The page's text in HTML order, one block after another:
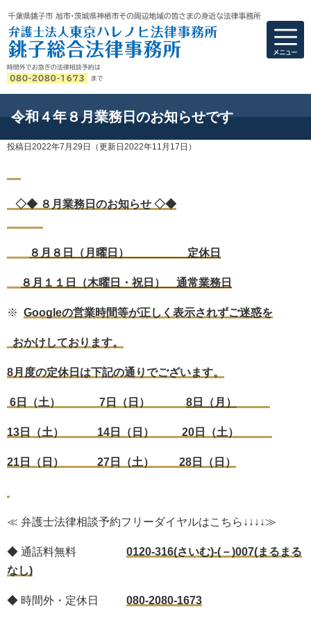
弁護士法人東京
令和４年８月業務日のお知らせです
投稿日2022年7月29日 （更新日2022年11月17日）
◇◆ ８月業務日のお知らせ ◇◆
８月８日（月曜日） 定休日
８月１１日（木曜日・祝日） 通常業務日
※ Googleの営業時間等が正しく表示されずご迷惑を
おかけしております。
8月度の定休日は下記の通りでございます。
6 日（土） 7 日（日） 8 日（月）
13 日（土） 14日（日） 20 日（土）
21 日（日） 27 日（土） 28 日（日）
≪ 弁護士法律相談予約フリーダイヤルはこちら↓↓↓↓≫
◆ 通話料無料 0120-316(さいむ)-(－)007(まるまる
なし)
◆ 時間外・定休日 080-2080-1673